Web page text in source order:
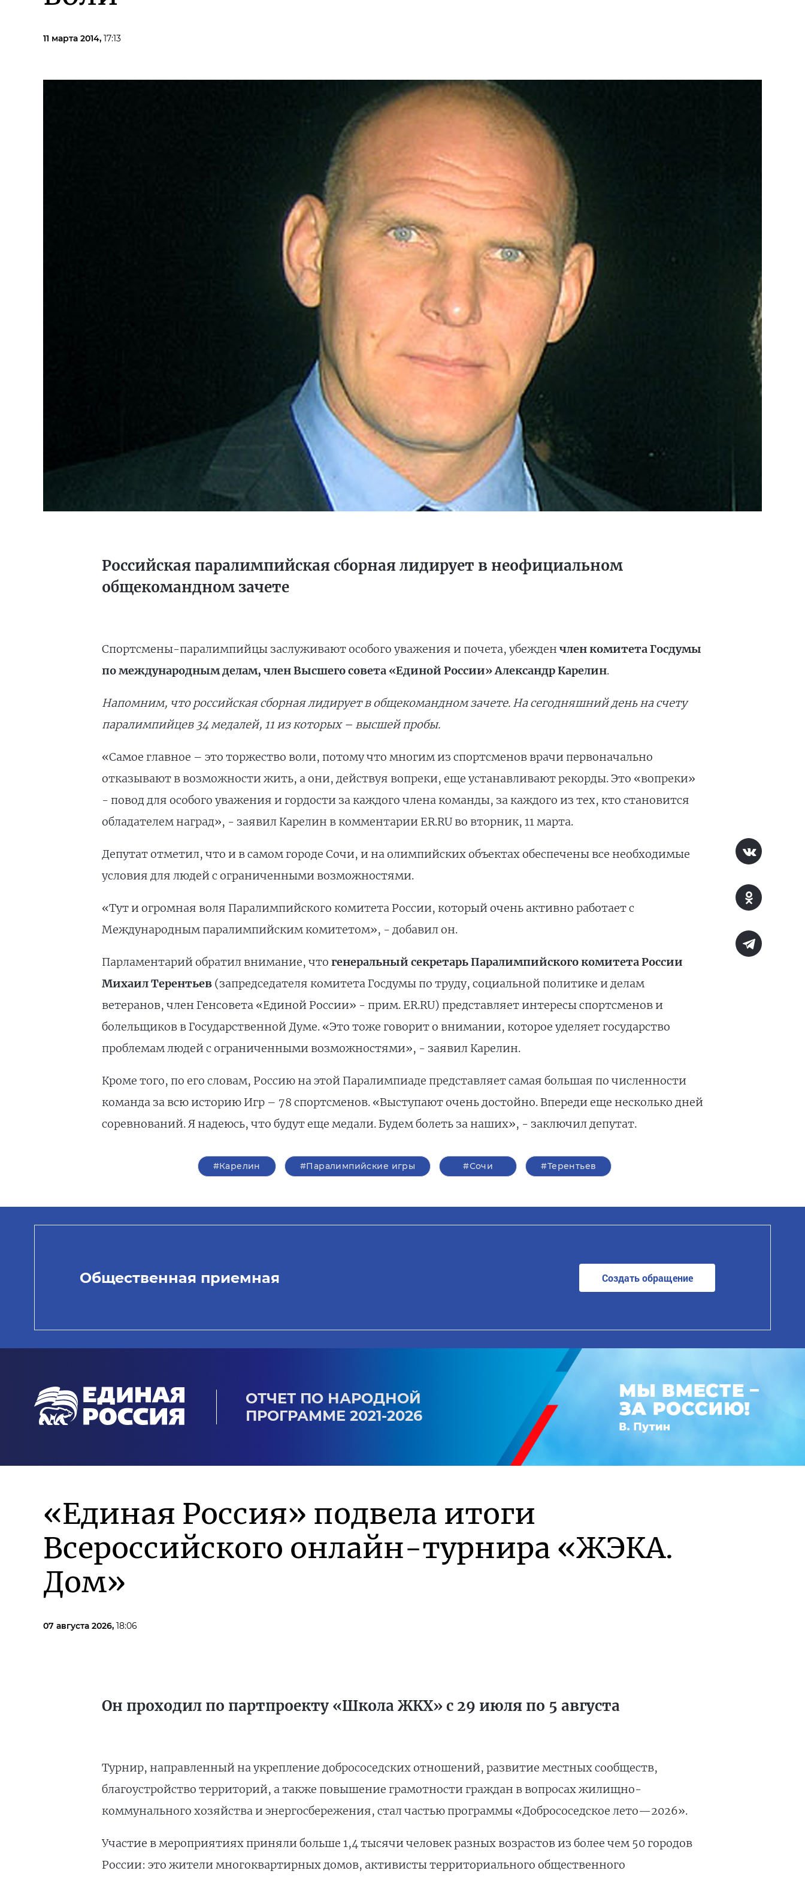
11 марта 2014, 17:13
Российская паралимпийская сборная лидирует в неофициальном
общекомандном зачете
Спортсмены-паралимпийцы заслуживают особого уважения и почета, убежден член комитета Госдумы
по международным делам, член Высшего совета «Единой России» Александр Карелин.
Напомним, что российская сборная лидирует в общекомандном зачете. На сегодняшний день на счету
паралимпийцев 34 медалей, 11 из которых – высшей пробы.
«Самое главное – это торжество воли, потому что многим из спортсменов врачи первоначально
отказывают в возможности жить, а они, действуя вопреки, еще устанавливают рекорды. Это «вопреки»
- повод для особого уважения и гордости за каждого члена команды, за каждого из тех, кто становится
обладателем наград», - заявил Карелин в комментарии ER.RU во вторник, 11 марта.
Депутат отметил, что и в самом городе Сочи, и на олимпийских объектах обеспечены все необходимые
условия для людей с ограниченными возможностями.
«Тут и огромная воля Паралимпийского комитета России, который очень активно работает с
Международным паралимпийским комитетом», - добавил он.
Парламентарий обратил внимание, что генеральный секретарь Паралимпийского комитета России
Михаил Терентьев(запредседателя комитета Госдумы по труду, социальной политике и делам
ветеранов, член Генсовета «Единой России» - прим. ER.RU) представляет интересы спортсменов и
болельщиков в Государственной Думе. «Это тоже говорит о внимании, которое уделяет государство
проблемам людей с ограниченными возможностями», - заявил Карелин.
Кроме того, по его словам, Россию на этой Паралимпиаде представляет самая большая по численности
команда за всю историю Игр – 78 спортсменов. «Выступают очень достойно. Впереди еще несколько дней
соревнований. Я надеюсь, что будут еще медали. Будем болеть за наших», - заключил депутат.
#Карелин #Паралимпийские игры #Сочи #Терентьев
Общественная приемная Создать обращение
ОТЧЕТ ПО НАРОДНОЙ
ПРОГРАММЕ 2021-2026
«Единая Россия» подвела итоги
Всероссийского онлайн-турнира «ЖЭКА.
Дом»
07 августа 2026, 18:06
Он проходил по партпроекту «Школа ЖКХ» с 29 июля по 5 августа
Турнир, направленный на укрепление добрососедских отношений, развитие местных сообществ,
благоустройство территорий, а также повышение грамотности граждан в вопросах жилищно-
коммунального хозяйства и энергосбережения, стал частью программы «Добрососедское лето—2026».
Участие в мероприятиях приняли больше 1,4 тысячи человек разных возрастов из более чем 50 городов
России: это жители многоквартирных домов, активисты территориального общественного